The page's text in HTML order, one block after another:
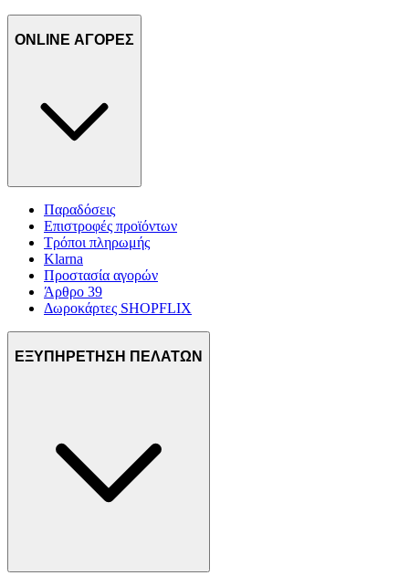
ONLINE ΑΓΟΡΕΣ
Παραδόσεις
Επιστροφές προϊόντων
Τρόποι πληρωμής
Klarna
Προστασία αγορών
Άρθρο 39
Δωροκάρτες SHOPFLIX
ΕΞΥΠΗΡΕΤΗΣΗ ΠΕΛΑΤΩΝ